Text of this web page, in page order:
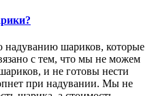
надуванию шариков, которые
с тем, что мы не можем
и не готовы нести
при надувании. Мы не